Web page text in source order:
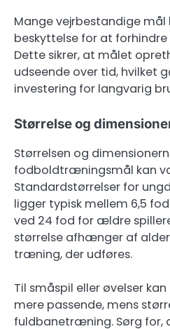
Mange vejrbestandige mål
beskyttelse for at
Dette sikrer, at målet
udseende over tid, hvilket
investering for langvarig
Størrelse og
Størrelsen og
fodboldtræningsmål kan
Standardstørrelser for
ligger typisk mellem 6,5
ved 24 fod for ældre
størrelse afhænger af
træning, der udføres.
Til småspil eller øvelser
mere passende, mens
fuldbanetræning. Sørg for,